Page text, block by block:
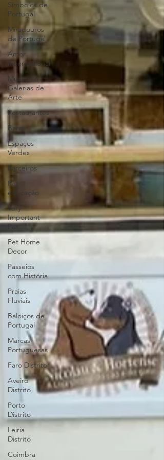
Símbolos de
Portugal
Miradouros
de Portugal
Amor
Incondicional
Museus e
Galerias de
Arte
Restaurantes
Bares
Espaços
Verdes
Parceiros
Pet
educação
Very
Important
Pet
Pet Home
Decor
Passeios
com História
Praias
Fluviais
Baloiços de
Portugal
Marcas
Portuguesas
Faro Distrito
Aveiro
Distrito
Porto
Distrito
Leiria
Distrito
Coimbra